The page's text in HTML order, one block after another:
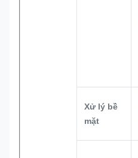
Xử lý bề
mặt